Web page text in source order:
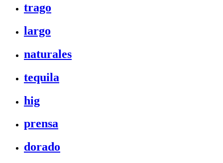
trago
largo
naturales
tequila
hig
prensa
dorado